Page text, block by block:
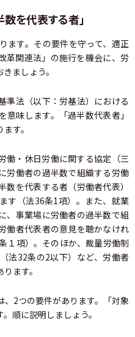
を代表する者」
ます。その要件を守って、適正
革関連法」の施行を機会に、労
ましょう。
準法（以下：労基法）における
意味します。「過半数代表者」
す。
働・休日労働に関する協定（三
労働者の過半数で組織する労働
を代表する者（労働者代表）
す（法36条1項）。また、就業
、事業場に労働者の過半数で組
働者代表者の意見を聴かなけれ
１項）。そのほか、裁量労働制
法32条の2以下）など、労働者
ます。
2つの要件があります。「対象
順に説明しましょう。